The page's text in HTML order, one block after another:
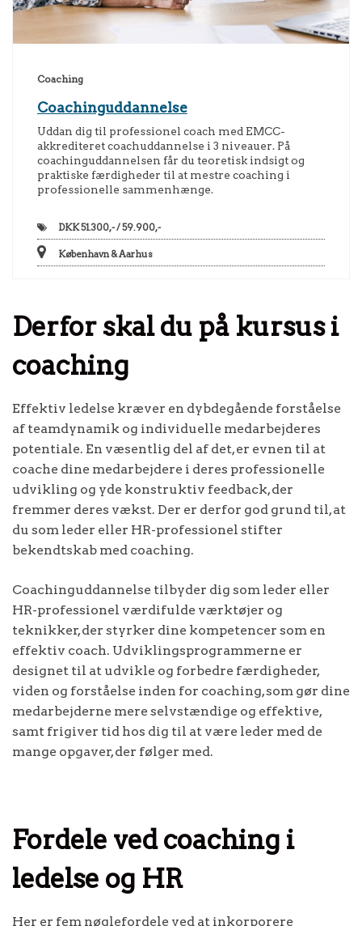
Coaching
Coachinguddannelse
Uddan dig til professionel coach med EMCC-
akkrediteret coachuddannelse i 3 niveauer. På
coachinguddannelsen får du teoretisk indsigt og
praktiske færdigheder til at mestre coaching i
professionelle sammenhænge.
DKK51.300,- / 59.900,-
København & Aarhus
Derfor skal du på kursus i
coaching
Effektiv ledelse kræver en dybdegående forståelse
af teamdynamik og individuelle medarbejderes
potentiale. En væsentlig del af det, er evnen til at
coache dine medarbejdere i deres professionelle
udvikling og yde konstruktiv feedback, der
fremmer deres vækst. Der er derfor god grund til, at
du som leder eller HR-professionel stifter
bekendtskab med coaching.
Coachinguddannelse tilbyder dig som leder eller
HR-professionel værdifulde værktøjer og
teknikker, der styrker dine kompetencer som en
effektiv coach. Udviklingsprogrammerne er
designet til at udvikle og forbedre færdigheder,
viden og forståelse inden for coaching, som gør dine
medarbejderne mere selvstændige og effektive,
samt frigiver tid hos dig til at være leder med de
mange opgaver, der følger med.
Fordele ved coaching i
ledelse og HR
Her er fem nøglefordele ved at inkorporere